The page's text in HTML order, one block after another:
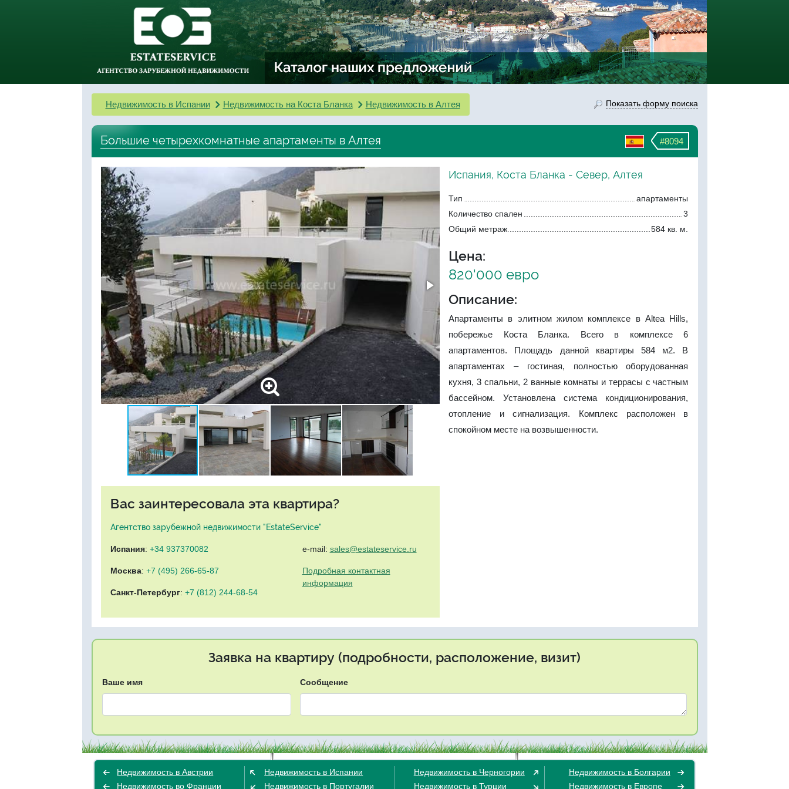
Недвижимость в Испании Недвижимость на Коста Бланка Недвижимость в Алтея Показать форму поиска
#8094
Большие четырехкомнатные апартаменты в Алтея
Вас заинтересовала эта квартира?
Агентство зарубежной недвижимости "EstateService"
Испания: +34 937370082
Москва: +7 (495) 266-65-87
Санкт-Петербург: +7 (812) 244-68-54
e-mail: sales@estateservice.ru
Подробная контактная
информация
Испания, Коста Бланка - Север, Алтея
Тип
апартаменты
Количество спален
3
Общий метраж
584 кв. м.
Цена:
820'000 евро
Описание:
Апартаменты в элитном жилом комплексе в Altea Hills,
побережье Коста Бланка. Всего в комплексе 6
апартаментов. Площадь данной квартиры 584 м2. В
апартаментах – гостиная, полностью оборудованная
кухня, 3 спальни, 2 ванные комнаты и террасы с частным
бассейном. Установлена система кондиционирования,
отопление и сигнализация. Комплекс расположен в
спокойном месте на возвышенности.
Заявка на квартиру (подробности, расположение, визит)
Ваше имя Сообщение
Недвижимость в Австрии
Недвижимость во Франции
Недвижимость в Испании
Недвижимость в Португалии
Недвижимость в Черногории
Недвижимость в Турции
Недвижимость в Болгарии
Недвижимость в Европе